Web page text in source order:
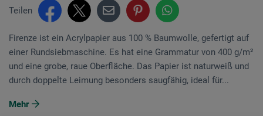
Teilen
Firenze ist ein Acrylpapier aus 100 % Baumwolle, gefertigt auf
einer Rundsiebmaschine. Es hat eine Grammatur von 400 g/m²
und eine grobe, raue Oberfläche. Das Papier ist naturweiß und
durch doppelte Leimung besonders saugfähig, ideal für...
Mehr